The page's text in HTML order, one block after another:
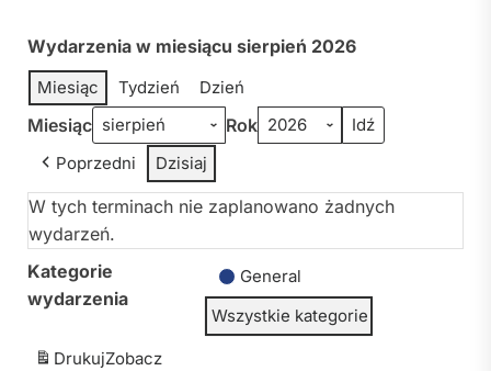
Wydarzenia w miesiącu sierpień 2026
Miesiąc Tydzień Dzień
Miesiąc Rok
Poprzedni Dzisiaj
W tych terminach nie zaplanowano żadnych
wydarzeń.
Kategorie
wydarzenia
General
Wszystkie kategorie
DrukujZobacz